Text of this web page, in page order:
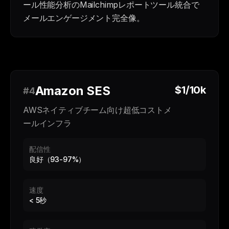
ール性能分析のMailchimpレポートツール統合で
メールエンゲージメント完全像。
#4Amazon SES
AWSネイティブチーム向け超低コストメ
ールインフラ
$1/10k
配信性
良好（93-97%）
速度
< 5秒